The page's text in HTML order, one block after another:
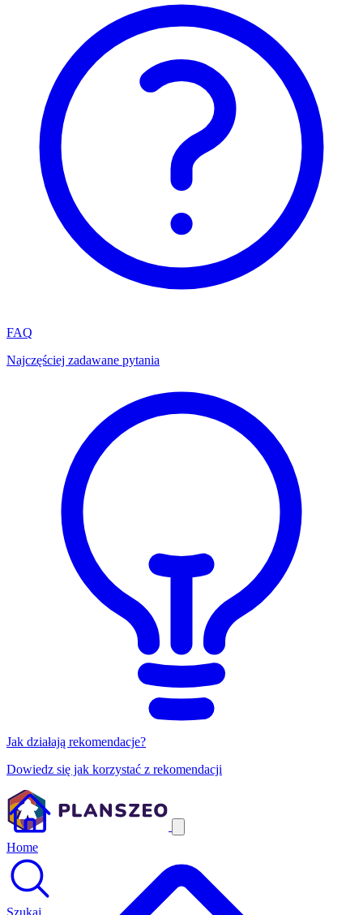
FAQ
Najczęściej zadawane pytania
Jak działają rekomendacje?
Dowiedz się jak korzystać z rekomendacji
Home
Szukaj